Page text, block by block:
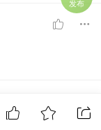
发布